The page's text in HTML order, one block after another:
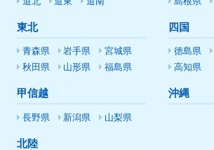
東北
青森県 岩手県
宮城県
秋田県
山形県 福島県
甲信越
長野県 新潟県 山梨県
北陸
四国
徳島県
高知県
沖縄